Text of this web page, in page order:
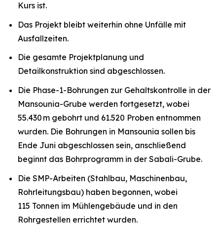
Kurs ist.
Das Projekt bleibt weiterhin ohne Unfälle mit
Ausfallzeiten.
Die gesamte Projektplanung und
Detailkonstruktion sind abgeschlossen.
Die Phase-1-Bohrungen zur Gehaltskontrolle in der
Mansounia-Grube werden fortgesetzt, wobei
55.430 m gebohrt und 61.520 Proben entnommen
wurden. Die Bohrungen in Mansounia sollen bis
Ende Juni abgeschlossen sein, anschließend
beginnt das Bohrprogramm in der Sabali-Grube.
Die SMP-Arbeiten (Stahlbau, Maschinenbau,
Rohrleitungsbau) haben begonnen, wobei
115 Tonnen im Mühlengebäude und in den
Rohrgestellen errichtet wurden.